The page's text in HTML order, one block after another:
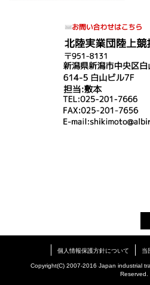
個人情報保護方針について 当
Copyright(C) 2007-2016 Japan industrial
Reserved.